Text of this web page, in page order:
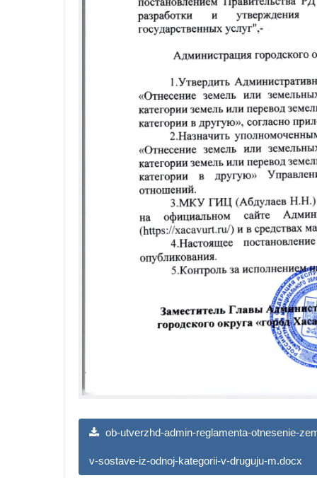
ob-utverzhd-admin-reglamenta-otnesenie-
v-sostave-iz-odnoj-kategorii-v-druguju-m.docx